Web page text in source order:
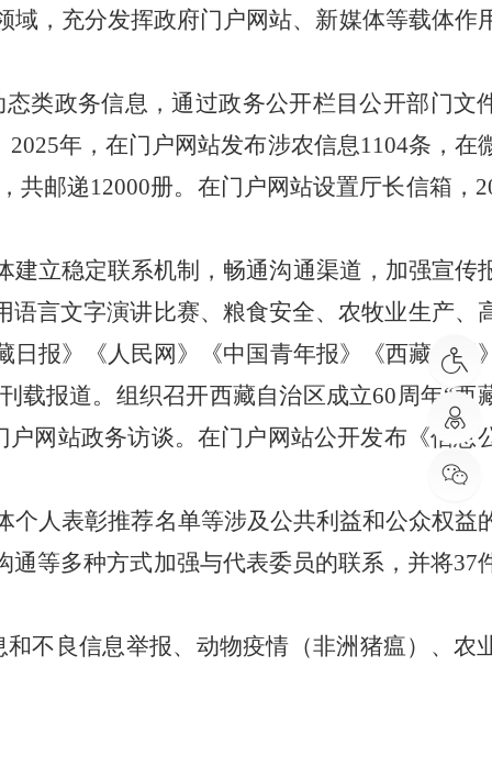
，充分发挥政府门户网站、新媒体等载体作
态类政务信息，通过政务公开栏目公开部门文
2025年，在门户网站发布涉农信息1104条，在
共邮递12000册。在门户网站设置厅长信箱，
建立稳定联系机制，畅通沟通渠道，加强宣传
语言文字演讲比赛、粮食安全、农牧业生产、
日报》《人民网》《中国青年报》《西藏上报
载报道。组织召开西藏自治区成立60周年“西
户网站政务访谈。在门户网站公开发布《信息
个人表彰推荐名单等涉及公共利益和公众权益
通等多种方式加强与代表委员的联系，并将37
不良信息举报、动物疫情（非洲猪瘟）、农